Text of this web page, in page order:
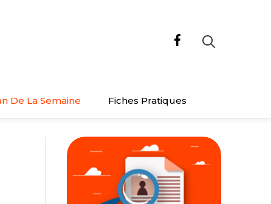
De La Semaine Fiches Pratiques